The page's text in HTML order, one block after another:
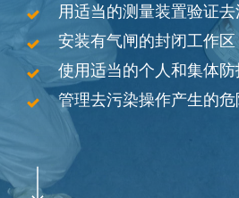
用适当的测量装置验证
安装有气闸的封闭工作区
使用适当的个人和集体防
管理去污染操作产生的危
Navigate to the next section